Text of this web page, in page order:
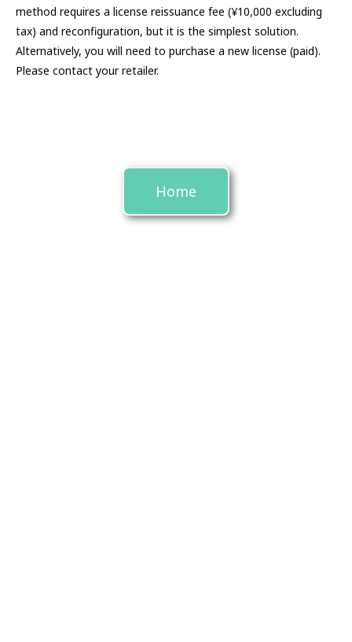
method requires a license reissuance fee (¥10,000 excluding
tax) and reconfiguration, but it is the simplest solution.
Alternatively, you will need to purchase a new license (paid).
Please contact your retailer.
Home